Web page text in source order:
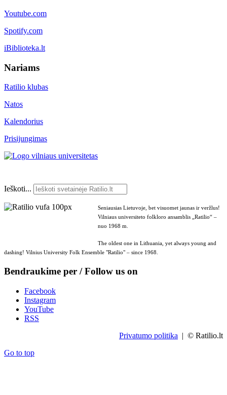
Youtube.com
Spotify.com
iBiblioteka.lt
Nariams
Ratilio klubas
Natos
Kalendorius
Prisijungimas
Ieškoti...
Seniausias Lietuvoje, bet visuomet jaunas ir veržlus!
Vilniaus universiteto folkloro ansamblis „Ratilio“ –
nuo 1968 m.
The oldest one in Lithuania, yet always young and
dashing! Vilnius University Folk Ensemble "Ratilio" – since 1968.
Bendraukime per / Follow us on
Facebook
Instagram
YouTube
RSS
Privatumo politika | © Ratilio.lt
Go to top